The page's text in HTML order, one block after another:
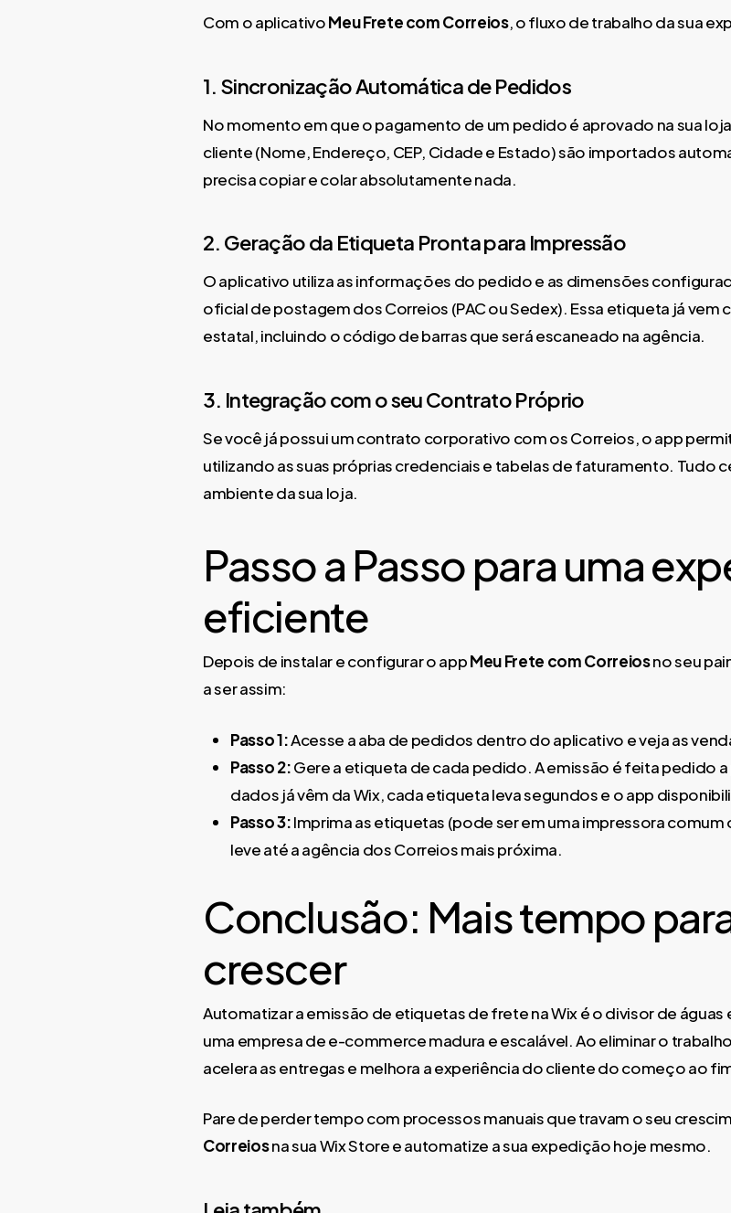
Com o aplicativoMeu Frete com Correios, o fluxo de trabalho da sua
1. Sincronização Automática de Pedidos
No momento em que o pagamento de um pedido é aprovado na sua
cliente (Nome, Endereço, CEP, Cidade e Estado) são importados
precisa copiar e colar absolutamente nada.
2. Geração da Etiqueta Pronta para Impressão
O aplicativo utiliza as informações do pedido e as dimensões
oficial de postagem dos Correios (PAC ou Sedex). Essa etiqueta já
estatal, incluindo o código de barras que será escaneado na agência.
3. Integração com o seu Contrato Próprio
Se você já possui um contrato corporativo com os Correios, o app
utilizando as suas próprias credenciais e tabelas de faturamento. Tudo
ambiente da sua loja.
Passo a Passo para uma
eficiente
Depois de instalar e configurar o appMeu Frete com Correiosno seu
a ser assim:
Passo 1:Acesse a aba de pedidos dentro do aplicativo e veja as
Passo 2:Gere a etiqueta de cada pedido. A emissão é feita pedido
dados já vêm da Wix, cada etiqueta leva segundos e o app
Passo 3:Imprima as etiquetas (pode ser em uma impressora
leve até a agência dos Correios mais próxima.
Conclusão: Mais tempo
crescer
Automatizar a emissão de etiquetas de frete na Wix é o divisor de
uma empresa de e-commerce madura e escalável. Ao eliminar o
acelera as entregas e melhora a experiência do cliente do começo ao
Pare de perder tempo com processos manuais que travam o seu
Correiosna sua Wix Store e automatize a sua expedição hoje mesmo.